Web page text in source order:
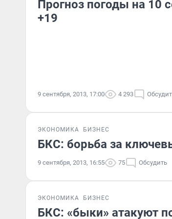
Прогноз погоды на 10
+19
9 сентября, 2013, 17:00 4 293
ЭКОНОМИКА БИЗНЕС
БКС: борьба за
9 сентября, 2013, 16:55 75 Обсудить
ЭКОНОМИКА БИЗНЕС
БКС: «быки» атакуют